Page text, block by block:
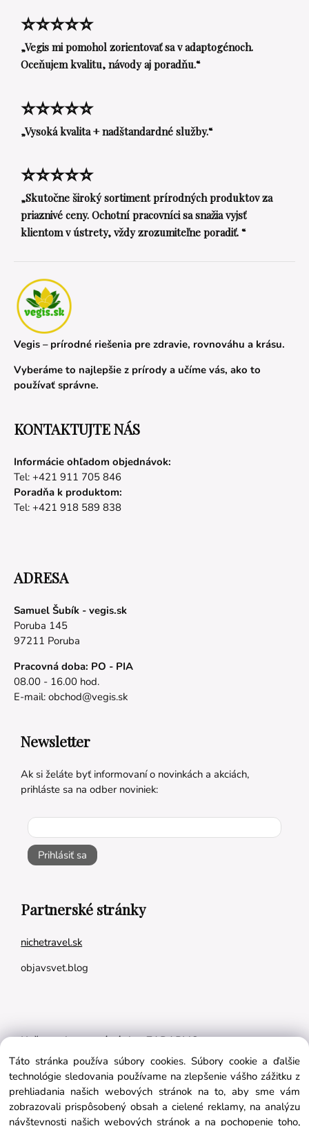
⭐⭐⭐⭐⭐
„Vegis mi pomohol zorientovať sa v adaptogénoch.
Oceňujem kvalitu, návody aj poradňu.“
⭐⭐⭐⭐⭐
„Vysoká kvalita + nadštandardné služby.“
⭐⭐⭐⭐⭐
„Skutočne široký sortiment prírodných produktov za
priaznivé ceny. Ochotní pracovníci sa snažia vyjsť
klientom v ústrety, vždy zrozumiteľne poradiť. “
Vegis – prírodné riešenia pre zdravie, rovnováhu a krásu.
Vyberáme to najlepšie z prírody a učíme vás, ako to
používať správne.
KONTAKTUJTE NÁS
Informácie ohľadom objednávok:
Tel: +421 911 705 846
Poradňa k produktom:
Tel: +421 918 589 838
ADRESA
Samuel Šubík - vegis.sk
Poruba 145
97211 Poruba
Pracovná doba: PO - PIA
08.00 - 16.00 hod.
E-mail: obchod@vegis.sk
Newsletter
Ak si želáte byť informovaní o novinkách a akciách,
prihláste sa na odber noviniek:
Prihlásiť sa
Partnerské stránky
nichetravel.sk
objavsvet.blog
Naše appky pre vás úplne ZADARMO:
Tréningový plán na mieru
BMI kalkulačka
Vygeneruj si výživový plán na mieru
Táto stránka používa súbory cookies. Súbory cookie a ďalšie
technológie sledovania používame na zlepšenie vášho zážitku z
prehliadania našich webových stránok na to, aby sme vám
zobrazovali prispôsobený obsah a cielené reklamy, na analýzu
návštevnosti našich webových stránok a na pochopenie toho,